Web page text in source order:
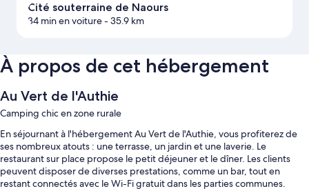
Cité souterraine de Naours
34 min en voiture- 35.9 km
À propos de cet hébergement
Au Vert de l'Authie
Camping chic en zone rurale
En séjournant à l'hébergement Au Vert de l'Authie, vous profiterez de
ses nombreux atouts : une terrasse, un jardin et une laverie. Le
restaurant sur place propose le petit déjeuner et le dîner. Les clients
peuvent disposer de diverses prestations, comme un bar, tout en
restant connectés avec le Wi-Fi gratuit dans les parties communes.